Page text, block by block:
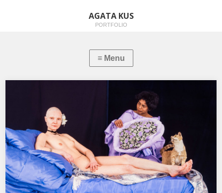
AGATA KUS
PORTFOLIO